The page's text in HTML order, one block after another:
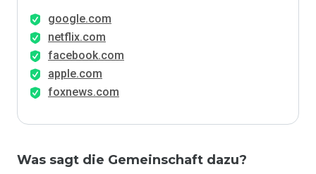
google.com
netflix.com
facebook.com
apple.com
foxnews.com
Was sagt die Gemeinschaft dazu?